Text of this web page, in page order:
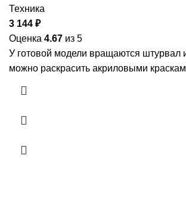
Техника
3 144 ₽
Оценка 4.67 из 5
У готовой модели вращаются штурвал
можно раскрасить акриловыми